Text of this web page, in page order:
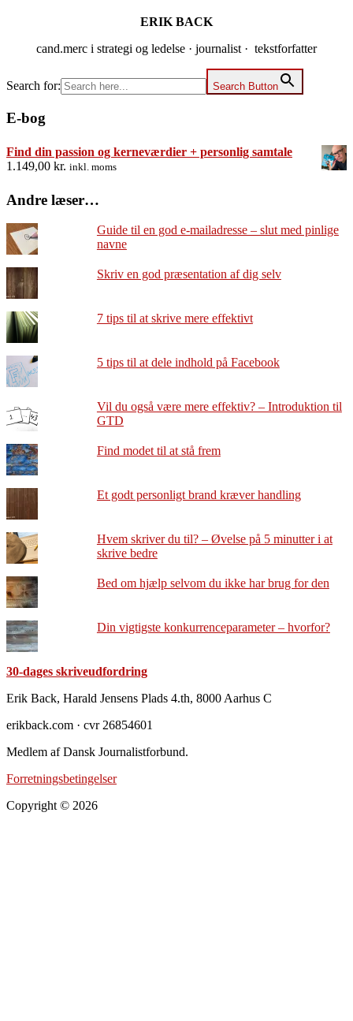
ERIK BACK
cand.merc i strategi og ledelse · journalist · tekstforfatter
Search for: Search Button
E-bog
Find din passion og kerneværdier + personlig samtale
1.149,00 kr. inkl. moms
Andre læser…
Guide til en god e-mailadresse – slut med pinlige
navne
Skriv en god præsentation af dig selv
7 tips til at skrive mere effektivt
5 tips til at dele indhold på Facebook
Vil du også være mere effektiv? – Introduktion til
GTD
Find modet til at stå frem
Et godt personligt brand kræver handling
Hvem skriver du til? – Øvelse på 5 minutter i at
skrive bedre
Bed om hjælp selvom du ikke har brug for den
Din vigtigste konkurrenceparameter – hvorfor?
30-dages skriveudfordring
Footer
Erik Back, Harald Jensens Plads 4.th, 8000 Aarhus C
erikback.com · cvr 26854601
Medlem af Dansk Journalistforbund.
Forretningsbetingelser
Copyright © 2026